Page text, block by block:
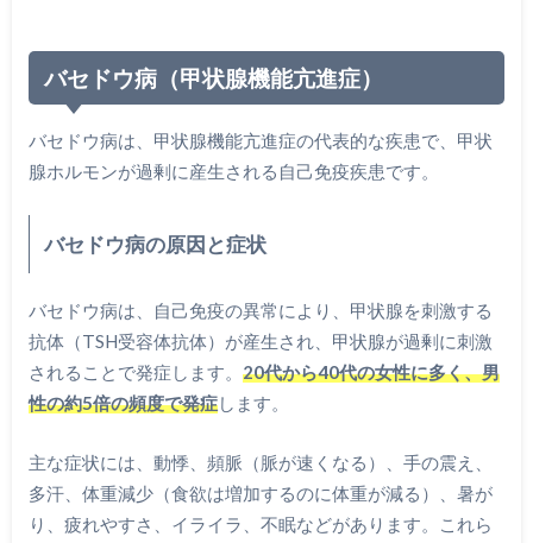
バセドウ病（甲状腺機能亢進症）
バセドウ病は、甲状腺機能亢進症の代表的な疾患で、甲状
腺ホルモンが過剰に産生される自己免疫疾患です。
バセドウ病の原因と症状
バセドウ病は、自己免疫の異常により、甲状腺を刺激する
抗体（TSH受容体抗体）が産生され、甲状腺が過剰に刺激
されることで発症します。 20代から40代の女性に多く、男
性の約5倍の頻度で発症します。
主な症状には、動悸、頻脈（脈が速くなる）、手の震え、
多汗、体重減少（食欲は増加するのに体重が減る）、暑が
り、疲れやすさ、イライラ、不眠などがあります。これら